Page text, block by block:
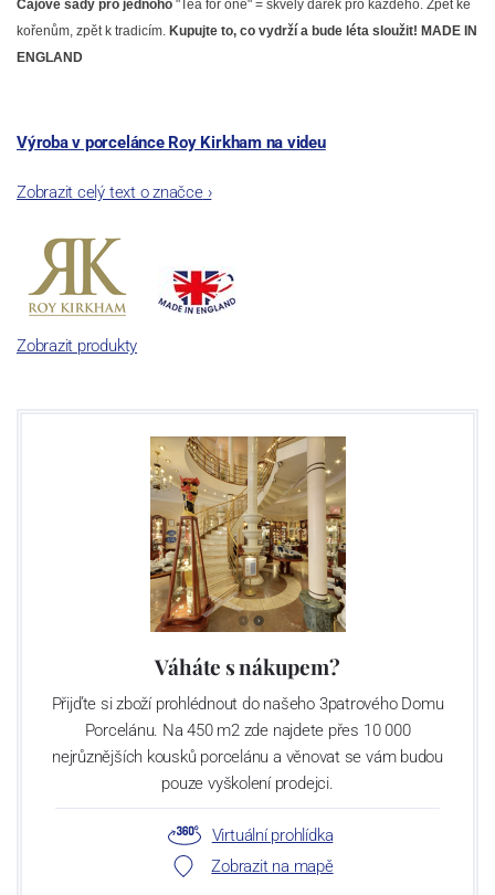
Čajové sady pro jednoho "Tea for one" = skvělý dárek pro každého. Zpět ke
kořenům, zpět k tradicím. Kupujte to, co vydrží a bude léta sloužit! MADE IN
ENGLAND
Výroba v porcelánce Roy Kirkham na videu
Zobrazit celý text o značce›
Zobrazit produkty
Váháte s nákupem?
Přijďte si zboží prohlédnout do našeho 3patrového Domu
Porcelánu. Na 450 m2 zde najdete přes 10 000
nejrůznějších kousků porcelánu a věnovat se vám budou
pouze vyškolení prodejci.
Virtuální prohlídka
Zobrazit na mapě